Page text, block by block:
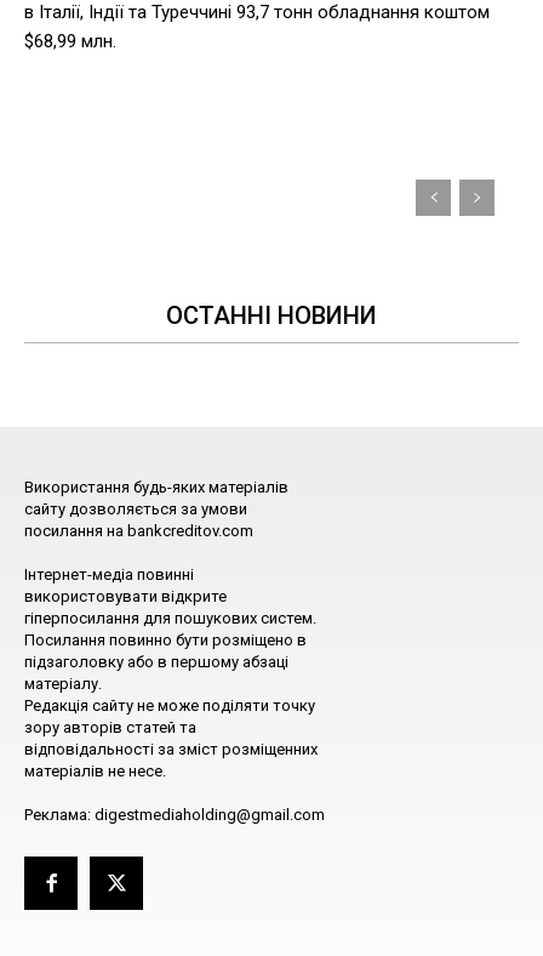
в Італії, Індії та Туреччині 93,7 тонн обладнання коштом
$68,99 млн.
ОСТАННІ НОВИНИ
Використання будь-яких матеріалів
сайту дозволяється за умови
посилання на bankcreditov.com
Інтернет-медіа повинні
використовувати відкрите
гіперпосилання для пошукових систем.
Посилання повинно бути розміщено в
підзаголовку або в першому абзаці
матеріалу.
Редакція сайту не може поділяти точку
зору авторів статей та
відповідальності за зміст розміщенних
матеріалів не несе.
Реклама: digestmediaholding@gmail.com